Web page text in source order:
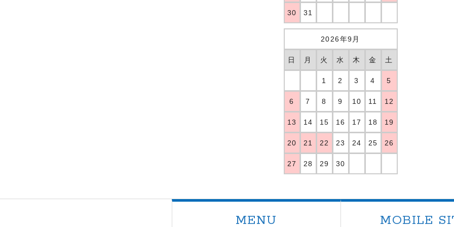
30 31
2026年9月
日 月 火 水 木 金 土
1 2 3 4 5
6 7 8 9 10 11 12
13 14 15 16 17 18 19
20 21 22 23 24 25 26
27 28 29 30
MENU MOBILE